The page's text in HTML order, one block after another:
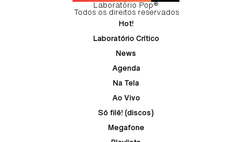
Laboratório Pop®
Todos os direitos reservados
Hot!
Laboratório Crítico
News
Agenda
Na Tela
Ao Vivo
Só filé! (discos)
Megafone